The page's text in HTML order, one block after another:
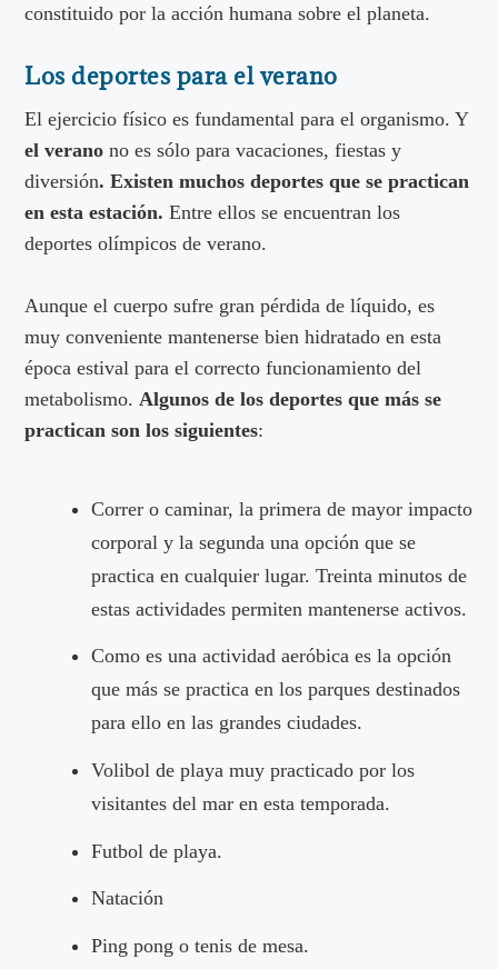
constituido por la acción humana sobre el planeta.
Los deportes para el verano
El ejercicio físico es fundamental para el organismo. Y
el veranono es sólo para vacaciones, fiestas y
diversión. Existen muchos deportes que se practican
en esta estación.Entre ellos se encuentran los
deportes olímpicos de verano.
Aunque el cuerpo sufre gran pérdida de líquido, es
muy conveniente mantenerse bien hidratado en esta
época estival para el correcto funcionamiento del
metabolismo.Algunos de los deportes que más se
practican son los siguientes:
Correr o caminar, la primera de mayor impacto
corporal y la segunda una opción que se
practica en cualquier lugar. Treinta minutos de
estas actividades permiten mantenerse activos.
Como es una actividad aeróbica es la opción
que más se practica en los parques destinados
para ello en las grandes ciudades.
Volibol de playa muy practicado por los
visitantes del mar en esta temporada.
Futbol de playa.
Natación
Ping pong o tenis de mesa.